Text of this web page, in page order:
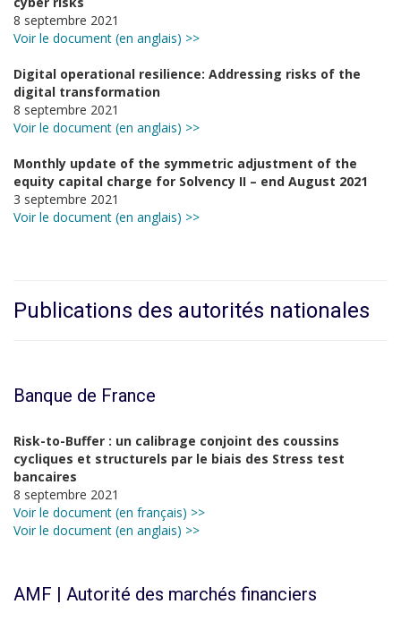
8 septembre 2021
Voir le document (en anglais) >>
Digital operational resilience: Addressing risks of the
digital transformation
8 septembre 2021
Voir le document (en anglais) >>
Monthly update of the symmetric adjustment of the
equity capital charge for Solvency II – end August 2021
3 septembre 2021
Voir le document (en anglais) >>
Publications des autorités nationales
Banque de France
Risk-to-Buffer : un calibrage conjoint des coussins
cycliques et structurels par le biais des Stress test
bancaires
8 septembre 2021
Voir le document (en français) >>
Voir le document (en anglais) >>
AMF | Autorité des marchés financiers